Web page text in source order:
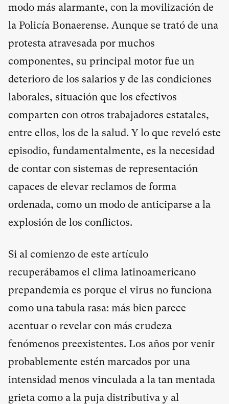
modo más alarmante, con la movilización de
la Policía Bonaerense. Aunque se trató de una
protesta atravesada por muchos
componentes, su principal motor fue un
deterioro de los salarios y de las condiciones
laborales, situación que los efectivos
comparten con otros trabajadores estatales,
entre ellos, los de la salud. Y lo que reveló este
episodio, fundamentalmente, es la necesidad
de contar con sistemas de representación
capaces de elevar reclamos de forma
ordenada, como un modo de anticiparse a la
explosión de los conflictos.
Si al comienzo de este artículo
recuperábamos el clima latinoamericano
prepandemia es porque el virus no funciona
como una tabula rasa: más bien parece
acentuar o revelar con más crudeza
fenómenos preexistentes. Los años por venir
probablemente estén marcados por una
intensidad menos vinculada a la tan mentada
grieta como a la puja distributiva y al